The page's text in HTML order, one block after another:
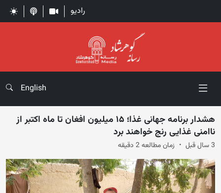
رادیو
English
هشدار برنامه جهانی غذا؛ ۱۵ میلیون افغان تا ماه اکتبر از
ناامنی غذایی رنج خواهند برد
3 سال قبل زمان مطالعه 2 دقیقه